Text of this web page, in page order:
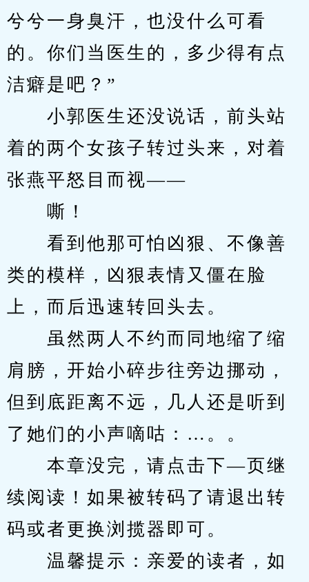
兮兮一身臭汗，也没什么可看
的。你们当医生的，多少得有点
洁癖是吧？”
小郭医生还没说话，前头站
着的两个女孩子转过头来，对着
张燕平怒目而视——
嘶！
看到他那可怕凶狠、不像善
类的模样，凶狠表情又僵在脸
上，而后迅速转回头去。
虽然两人不约而同地缩了缩
肩膀，开始小碎步往旁边挪动，
但到底距离不远，几人还是听到
了她们的小声嘀咕：…。。
本章没完，请点击下—页继
续阅读！如果被转码了请退出转
码或者更换浏揽器即可。
温馨提示：亲爱的读者，如